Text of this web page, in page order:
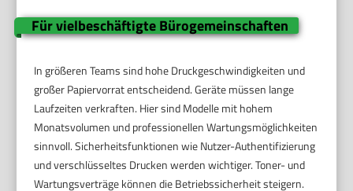
Für vielbeschäftigte Bürogemeinschaften
In größeren Teams sind hohe Druckgeschwindigkeiten und
großer Papiervorrat entscheidend. Geräte müssen lange
Laufzeiten verkraften. Hier sind Modelle mit hohem
Monatsvolumen und professionellen Wartungsmöglichkeiten
sinnvoll. Sicherheitsfunktionen wie Nutzer-Authentifizierung
und verschlüsseltes Drucken werden wichtiger. Toner- und
Wartungsverträge können die Betriebssicherheit steigern.